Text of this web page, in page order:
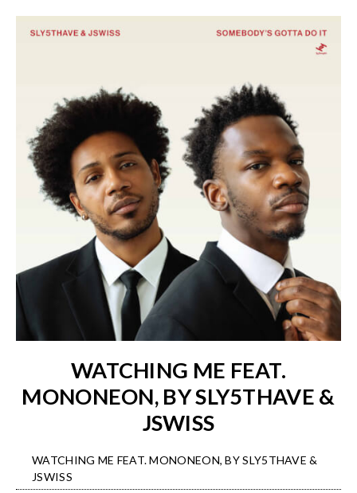
WATCHING ME FEAT.
MONONEON, BY SLY5THAVE &
JSWISS
WATCHING ME FEAT. MONONEON, BY SLY5THAVE &
JSWISS